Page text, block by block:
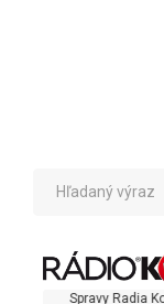
Spravy Radia